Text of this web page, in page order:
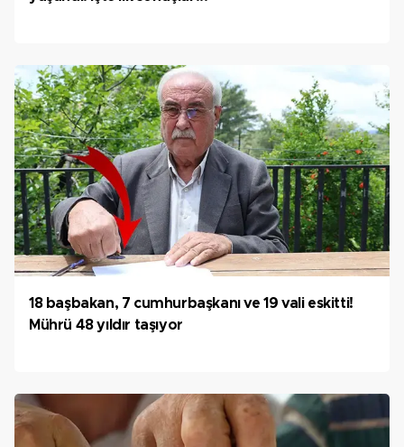
18 başbakan, 7 cumhurbaşkanı ve 19 vali eskitti!
Mührü 48 yıldır taşıyor